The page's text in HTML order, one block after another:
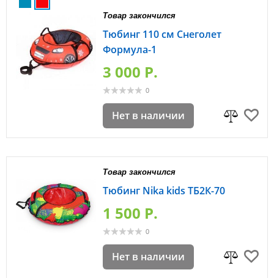
Товар закончился
Тюбинг 110 см Снеголет
Формула-1
3 000 P.
0
Нет в наличии
Товар закончился
Тюбинг Nika kids ТБ2К-70
1 500 P.
0
Нет в наличии